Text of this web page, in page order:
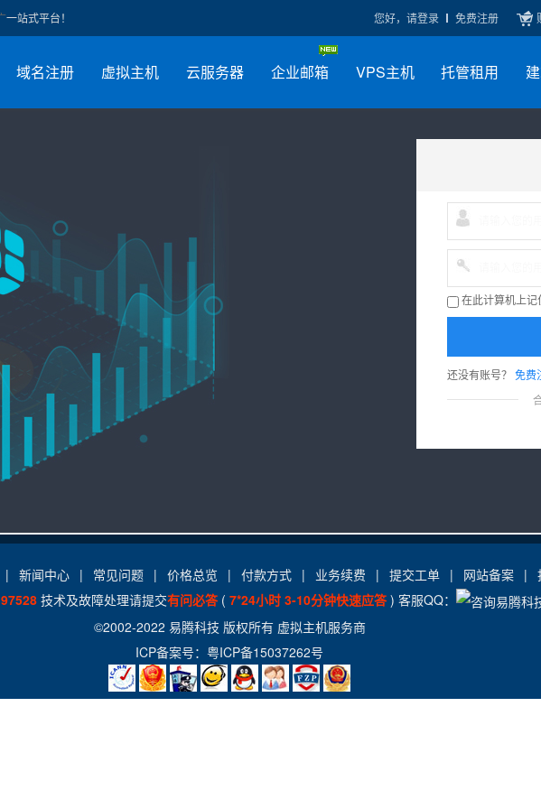
您好，请登录 免费注册
一站式平台！
域名注册 虚拟主机 云服务器 企业邮箱 VPS主机 托管租用
在此计算机上记
还没有账号？ 免费
| 新闻中心 | 常见问题 | 价格总览 | 付款方式 | 业务续费 | 提交工单 | 网站备案 |
技术及故障处理请提交有问必答( 7*24小时 3-10分钟快速应答) 客服QQ：
©2002-2022 易腾科技 版权所有 虚拟主机服务商
ICP备案号： 粤ICP备15037262号